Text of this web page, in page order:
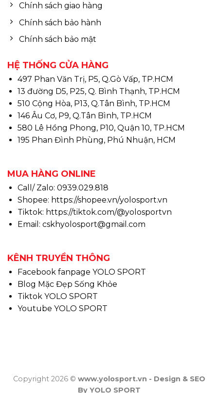
Chính sách giao hàng
Chính sách bảo hành
Chính sách bảo mật
HỆ THỐNG CỬA HÀNG
497 Phan Văn Trị, P5, Q.Gò Vấp, TP.HCM
13 đường D5, P25, Q. Bình Thạnh, TP.HCM
510 Cộng Hòa, P13, Q.Tân Bình, TP.HCM
146 Âu Cơ, P9, Q.Tân Bình, TP.HCM
580 Lê Hồng Phong, P10, Quận 10, TP.HCM
195 Phan Đình Phùng, Phú Nhuận, HCM
MUA HÀNG ONLINE
Call/ Zalo: 0939.029.818
Shopee: https://shopee.vn/yolosport.vn
Tiktok: https://tiktok.com/@yolosportvn
Email: cskhyolosport@gmail.com
KÊNH TRUYỀN THÔNG
Facebook fanpage YOLO SPORT
Blog Mặc Đẹp Sống Khỏe
Tiktok YOLO SPORT
Youtube YOLO SPORT
Copyright 2026 © www.yolosport.vn - Design & SEO
By YOLO SPORT